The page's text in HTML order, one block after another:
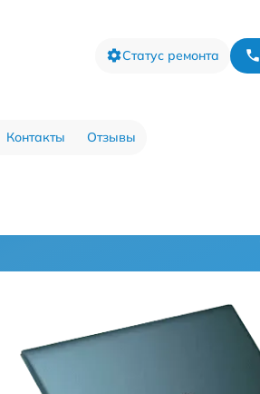
Статус ремонта
Контакты Отзывы